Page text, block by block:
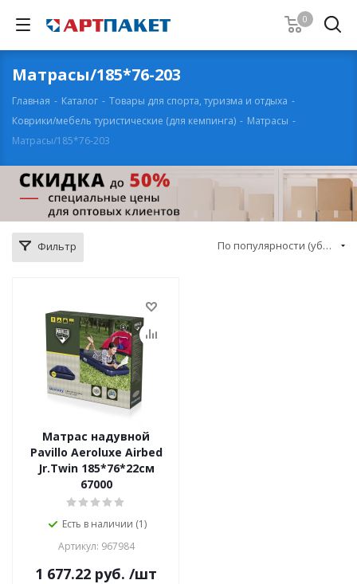
0
Матрасы/185*76-203
Главная - Каталог - Товары для спорта, туризма и отдыха -
Коврики/мебель туристические (для кемпинга) - Матрасы -
Матрасы/185*76-203
Фильтр По популярности (убывание)
Матрас надувной
Pavillo Aeroluxe Airbed
Jr.Twin 185*76*22см
67000
Есть в наличии (1)
Артикул: 967984
1 677.22 руб. /шт